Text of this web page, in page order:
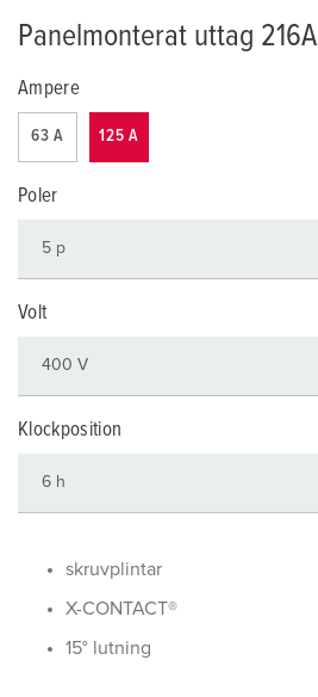
Panelmonterat uttag 216A
Ampere
63 A 125 A
Poler
Volt
Klockposition
skruvplintar
X-CONTACT®
15° lutning